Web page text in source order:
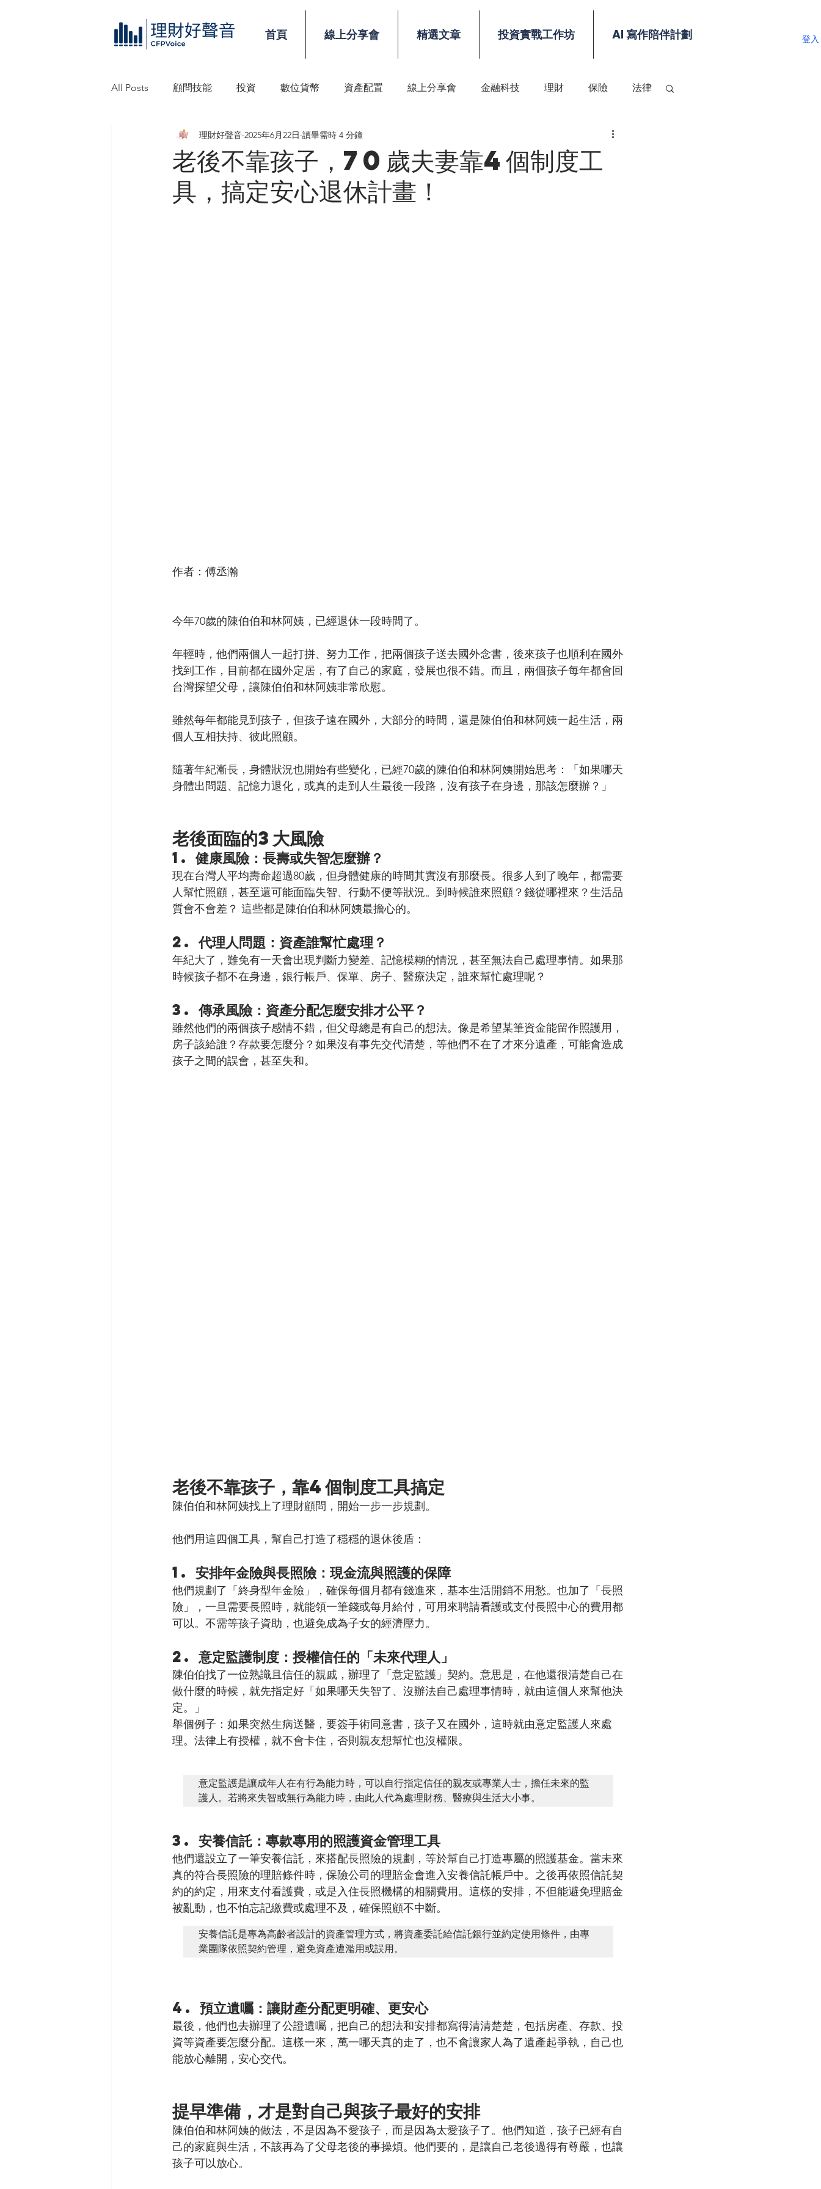
首頁 線上分享會 精選文章 投資實戰工作坊 AI 寫作陪伴計劃 登入
All Posts 顧問技能 投資 數位貨幣 資產配置 線上分享會 金融科技 理財 保險 法律
理財好聲音工作坊 信託 稅務 顧問技能
老後不靠孩子，70歲夫妻靠4個制度工
具，搞定安心退休計畫！
理財好聲音 2025年6月22日 讀畢需時 4 分鐘
作者：傅丞瀚
今年70歲的陳伯伯和林阿姨，已經退休一段時間了。
年輕時，他們兩個人一起打拼、努力工作，把兩個孩子送去國外念書，後來孩子也順利在國外
找到工作，目前都在國外定居，有了自己的家庭，發展也很不錯。而且，兩個孩子每年都會回
台灣探望父母，讓陳伯伯和林阿姨非常欣慰。
雖然每年都能見到孩子，但孩子遠在國外，大部分的時間，還是陳伯伯和林阿姨一起生活，兩
個人互相扶持、彼此照顧。
隨著年紀漸長，身體狀況也開始有些變化，已經70歲的陳伯伯和林阿姨開始思考：「如果哪天
身體出問題、記憶力退化，或真的走到人生最後一段路，沒有孩子在身邊，那該怎麼辦？」
老後面臨的3大風險
1. 健康風險：長壽或失智怎麼辦？
現在台灣人平均壽命超過80歲，但身體健康的時間其實沒有那麼長。很多人到了晚年，都需要
人幫忙照顧，甚至還可能面臨失智、行動不便等狀況。到時候誰來照顧？錢從哪裡來？生活品
質會不會差？ 這些都是陳伯伯和林阿姨最擔心的。
2. 代理人問題：資產誰幫忙處理？
年紀大了，難免有一天會出現判斷力變差、記憶模糊的情況，甚至無法自己處理事情。如果那
時候孩子都不在身邊，銀行帳戶、保單、房子、醫療決定，誰來幫忙處理呢？
3. 傳承風險：資產分配怎麼安排才公平？
雖然他們的兩個孩子感情不錯，但父母總是有自己的想法。像是希望某筆資金能留作照護用，
房子該給誰？存款要怎麼分？如果沒有事先交代清楚，等他們不在了才來分遺產，可能會造成
孩子之間的誤會，甚至失和。
老後不靠孩子，靠4個制度工具搞定
陳伯伯和林阿姨找上了理財顧問，開始一步一步規劃。
他們用這四個工具，幫自己打造了穩穩的退休後盾：
1. 安排年金險與長照險：現金流與照護的保障
他們規劃了「終身型年金險」，確保每個月都有錢進來，基本生活開銷不用愁。也加了「長照
險」，一旦需要長照時，就能領一筆錢或每月給付，可用來聘請看護或支付長照中心的費用都
可以。不需等孩子資助，也避免成為子女的經濟壓力。
2. 意定監護制度：授權信任的「未來代理人」
陳伯伯找了一位熟識且信任的親戚，辦理了「意定監護」契約。意思是，在他還很清楚自己在
做什麼的時候，就先指定好「如果哪天失智了、沒辦法自己處理事情時，就由這個人來幫他決
定。」
舉個例子：如果突然生病送醫，要簽手術同意書，孩子又在國外，這時就由意定監護人來處
理。法律上有授權，就不會卡住，否則親友想幫忙也沒權限。
意定監護是讓成年人在有行為能力時，可以自行指定信任的親友或專業人士，擔任未來的監
護人。若將來失智或無行為能力時，由此人代為處理財務、醫療與生活大小事。
3. 安養信託：專款專用的照護資金管理工具
他們還設立了一筆安養信託，來搭配長照險的規劃，等於幫自己打造專屬的照護基金。當未來
真的符合長照險的理賠條件時，保險公司的理賠金會進入安養信託帳戶中。之後再依照信託契
約的約定，用來支付看護費，或是入住長照機構的相關費用。這樣的安排，不但能避免理賠金
被亂動，也不怕忘記繳費或處理不及，確保照顧不中斷。
安養信託是專為高齡者設計的資產管理方式，將資產委託給信託銀行並約定使用條件，由專
業團隊依照契約管理，避免資產遭濫用或誤用。
4. 預立遺囑：讓財產分配更明確、更安心
最後，他們也去辦理了公證遺囑，把自己的想法和安排都寫得清清楚楚，包括房產、存款、投
資等資產要怎麼分配。這樣一來，萬一哪天真的走了，也不會讓家人為了遺產起爭執，自己也
能放心離開，安心交代。
提早準備，才是對自己與孩子最好的安排
陳伯伯和林阿姨的做法，不是因為不愛孩子，而是因為太愛孩子了。他們知道，孩子已經有自
己的家庭與生活，不該再為了父母老後的事操煩。他們要的，是讓自己老後過得有尊嚴，也讓
孩子可以放心。